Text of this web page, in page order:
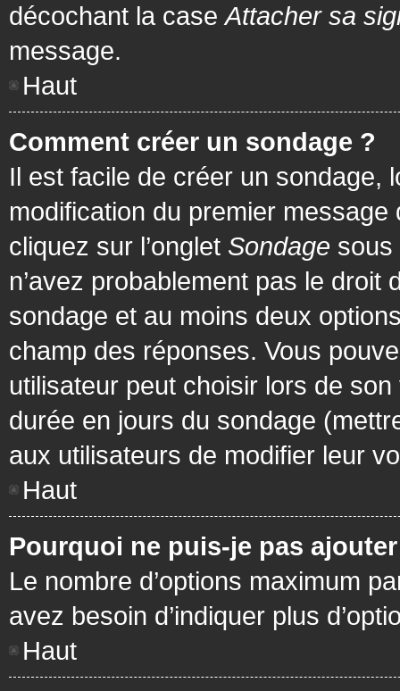
décochant la caseAttacher sa
message.
Haut
Comment créer un sondage ?
Il est facile de créer un sondage,
modification du premier
cliquez sur l’onglet Sondage sous
n’avez probablement pas le
sondage et au moins deux
champ des réponses. Vous
utilisateur peut choisir lors de
durée en jours du sondage
aux utilisateurs de modifier leur
Haut
Pourquoi ne puis-je pas
Le nombre d’options maximum
avez besoin d’indiquer plus
Haut